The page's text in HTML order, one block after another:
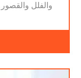
والفلل